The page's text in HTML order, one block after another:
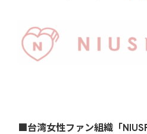
■台湾女性ファン組織「